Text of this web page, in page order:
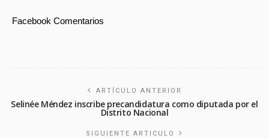
Facebook Comentarios
ARTÍCULO ANTERIOR
Selinée Méndez inscribe precandidatura como diputada por el
Distrito Nacional
SIGUIENTE ARTICULO